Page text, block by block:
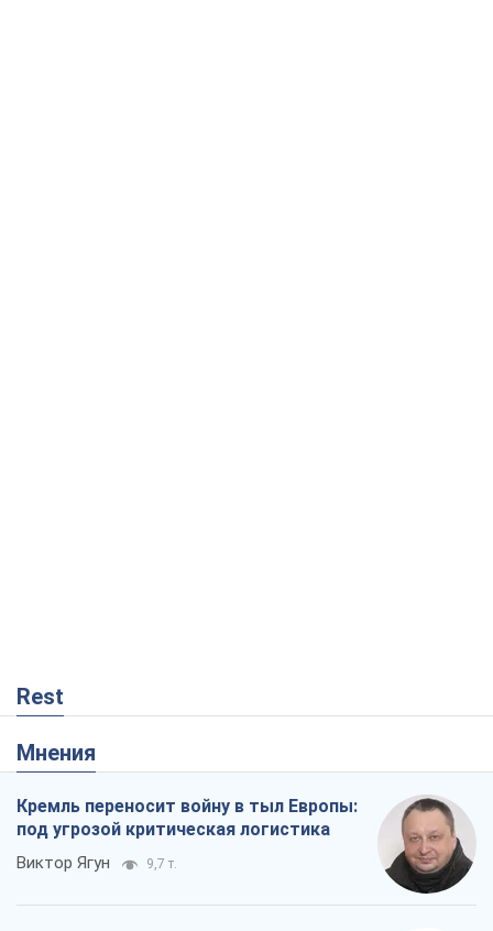
Rest
Мнения
Кремль переносит войну в тыл Европы:
под угрозой критическая логистика
Виктор Ягун 9,7 т.